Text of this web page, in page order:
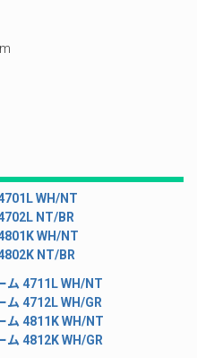
WH/NT
NT/BR
WH/NT
NT/BR
ム 4711L WH/NT
ム 4712L WH/GR
ム 4811K WH/NT
ム 4812K WH/GR